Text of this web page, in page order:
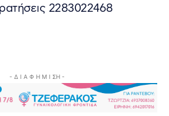
2283022468
- Δ Ι Α Φ Η Μ Ι ΣΗ -